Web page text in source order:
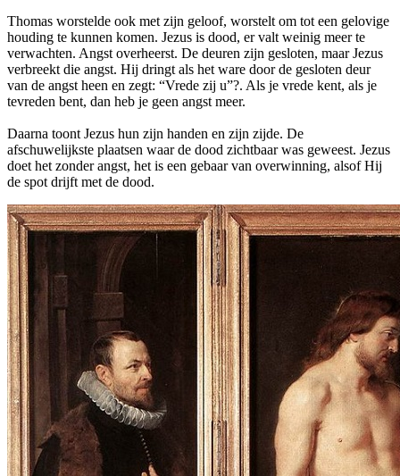
Thomas worstelde ook met zijn geloof, worstelt om tot een gelovige
houding te kunnen komen. Jezus is dood, er valt weinig meer te
verwachten. Angst overheerst. De deuren zijn gesloten, maar Jezus
verbreekt die angst. Hij dringt als het ware door de gesloten deur
van de angst heen en zegt: “Vrede zij u”?. Als je vrede kent, als je
tevreden bent, dan heb je geen angst meer.
Daarna toont Jezus hun zijn handen en zijn zijde. De
afschuwelijkste plaatsen waar de dood zichtbaar was geweest. Jezus
doet het zonder angst, het is een gebaar van overwinning, alsof Hij
de spot drijft met de dood.